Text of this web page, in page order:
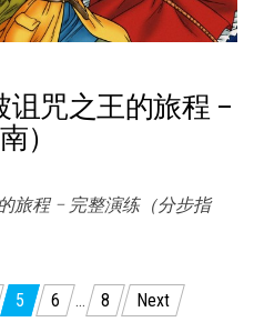
诅咒之王的旅程 –
）
旅程 – 完整演练（分步指
5 6 … 8 Next